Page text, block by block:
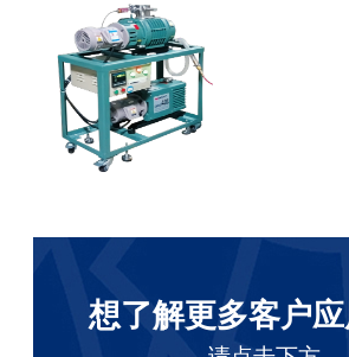
想了解更多客户应